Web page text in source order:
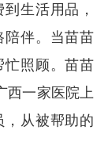
生活用品，
陪伴。当苗苗
忙照顾。苗苗
西一家医院上
，从被帮助的